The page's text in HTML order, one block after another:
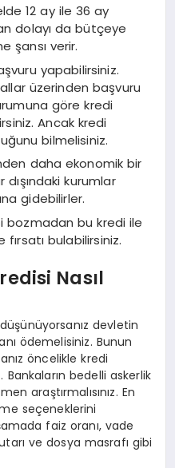
12 ay ile 36 ay
dolayı da bütçeye
şansı verir.
yapabilirsiniz.
üzerinden başvuru
göre kredi
Ancak kredi
bilmelisiniz.
daha ekonomik bir
kurumlar
gidebilirler.
bozmadan bu kredi ile
bulabilirsiniz.
Nasıl
devletin
ödemelisiniz. Bunun
öncelikle kredi
Bankaların bedelli askerlik
araştırmalısınız. En
seçeneklerini
faiz oranı, vade
ve dosya masrafı gibi